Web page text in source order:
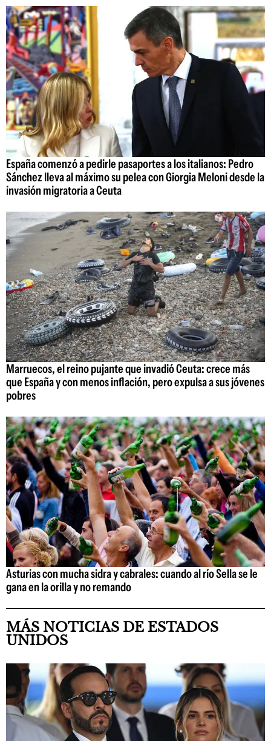
España comenzó a pedirle pasaportes a los italianos: Pedro
Sánchez lleva al máximo su pelea con Giorgia Meloni desde la
invasión migratoria a Ceuta
Marruecos, el reino pujante que invadió Ceuta: crece más
que España y con menos inflación, pero expulsa a sus jóvenes
pobres
Asturias con mucha sidra y cabrales: cuando al río Sella se le
gana en la orilla y no remando
MÁS NOTICIAS DE ESTADOS
UNIDOS